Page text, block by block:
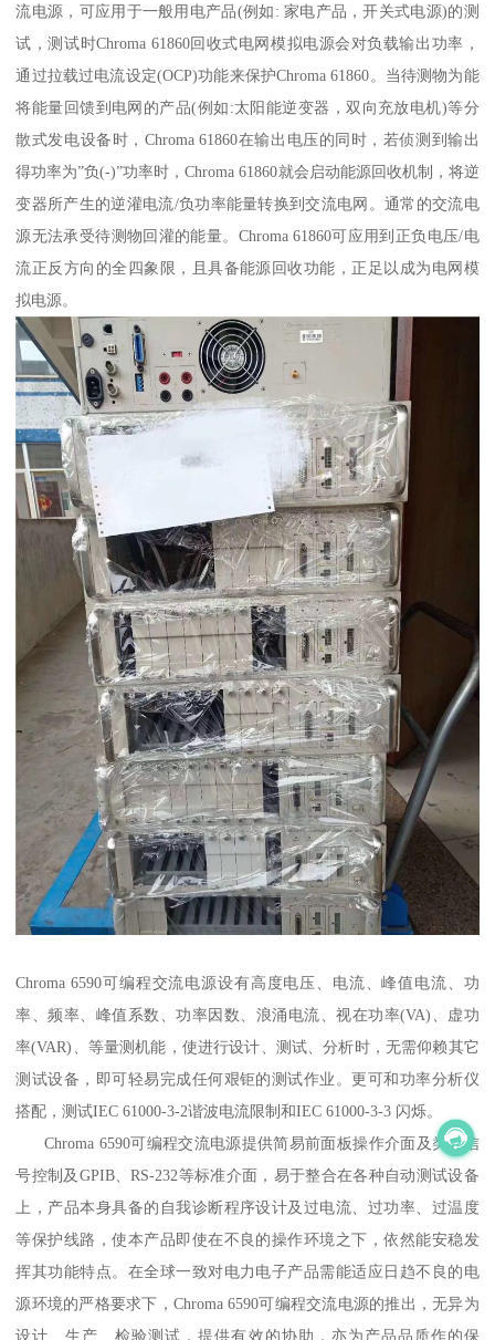
流电源，可应用于一般用电产品(例如: 家电产品，开关式电源)的测
试，测试时Chroma 61860回收式电网模拟电源会对负载输出功率，
通过拉载过电流设定(OCP)功能来保护Chroma 61860。当待测物为能
将能量回馈到电网的产品(例如:太阳能逆变器，双向充放电机)等分
散式发电设备时，Chroma 61860在输出电压的同时，若侦测到输出
得功率为”负(-)”功率时，Chroma 61860就会启动能源回收机制，将逆
变器所产生的逆灌电流/负功率能量转换到交流电网。通常的交流电
源无法承受待测物回灌的能量。Chroma 61860可应用到正负电压/电
流正反方向的全四象限，且具备能源回收功能，正足以成为电网模
拟电源。
Chroma 6590可编程交流电源设有高度电压、电流、峰值电流、功
率、频率、峰值系数、功率因数、浪涌电流、视在功率(VA)、虚功
率(VAR)、等量测机能，使进行设计、测试、分析时，无需仰赖其它
测试设备，即可轻易完成任何艰钜的测试作业。更可和功率分析仪
搭配，测试IEC 61000-3-2谐波电流限制和IEC 61000-3-3 闪烁。
Chroma 6590可编程交流电源提供简易前面板操作介面及类比信
号控制及GPIB、RS-232等标准介面，易于整合在各种自动测试设备
上，产品本身具备的自我诊断程序设计及过电流、过功率、过温度
等保护线路，使本产品即使在不良的操作环境之下，依然能安稳发
挥其功能特点。在全球一致对电力电子产品需能适应日趋不良的电
源环境的严格要求下，Chroma 6590可编程交流电源的推出，无异为
设计、生产、检验测试，提供有效的协助，亦为产品品质作的保